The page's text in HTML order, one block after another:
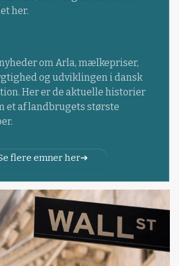
her.
om Arla, mælkepriser,
og udviklingen i dansk
Her er de aktuelle historier
et af landbrugets største
flere emner her